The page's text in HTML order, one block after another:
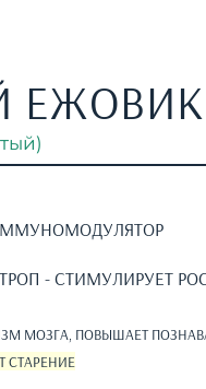
- СТИМУЛИРУЕТ
МОЗГА, ПОВЫШАЕТ
СТАРЕНИЕ